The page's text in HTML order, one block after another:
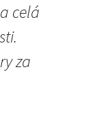
celá
za